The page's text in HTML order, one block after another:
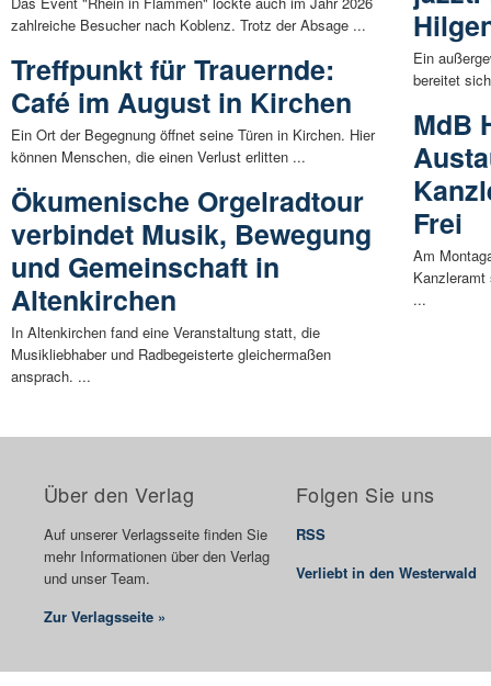
zahlreiche Besucher nach Koblenz. Trotz der Absage ...
Treffpunkt für Trauernde:
Café im August in Kirchen
Ein Ort der Begegnung öffnet seine Türen in Kirchen. Hier
können Menschen, die einen Verlust erlitten ...
Ökumenische Orgelradtour
verbindet Musik, Bewegung
und Gemeinschaft in
Altenkirchen
In Altenkirchen fand eine Veranstaltung statt, die
Musikliebhaber und Radbegeisterte gleichermaßen
ansprach. ...
Ein
bereitet
MdB
Frei
Am
Kanzleramt
...
Über den Verlag
Auf unserer Verlagsseite finden Sie
mehr Informationen über den Verlag
und unser Team.
Zur Verlagsseite »
Folgen Sie uns
RSS
Verliebt in den Westerwald